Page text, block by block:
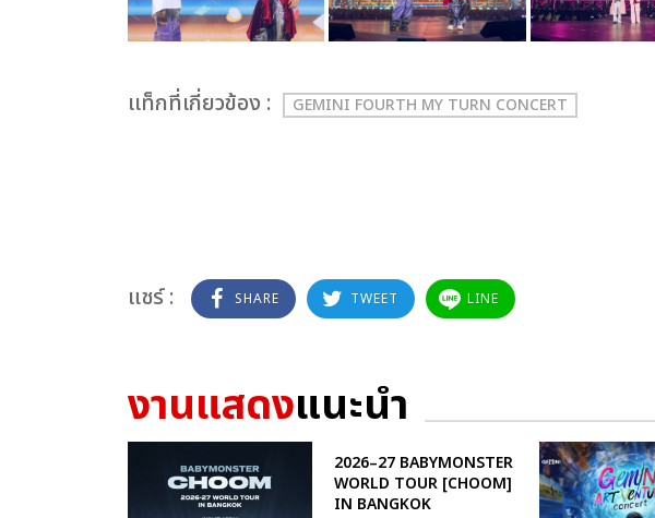
เเท็กที่เกี่ยวข้อง : GEMINI FOURTH MY TURN CONCERT
แชร์ : SHARE TWEET LINE
งานแสดงแนะนำ
2026–27 BABYMONSTER
WORLD TOUR [CHOOM]
IN BANGKOK